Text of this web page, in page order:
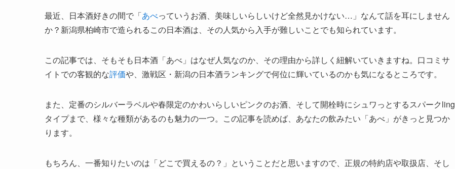
最近、日本酒好きの間で「あべっていうお酒、美味しいらしいけど全然見かけない…」なんて話を耳にしません
か？新潟県柏崎市で造られるこの日本酒は、その人気から入手が難しいことでも知られています。
この記事では、そもそも日本酒「あべ」はなぜ人気なのか、その理由から詳しく紐解いていきますね。口コミサ
イトでの客観的な評価や、激戦区・新潟の日本酒ランキングで何位に輝いているのかも気になるところです。
また、定番のシルバーラベルや春限定のかわいらしいピンクのお酒、そして開栓時にシュワっとするスパークling
タイプまで、様々な種類があるのも魅力の一つ。この記事を読めば、あなたの飲みたい「あべ」がきっと見つか
ります。
もちろん、一番知りたいのは「どこで買えるの？」ということだと思いますので、正規の特約店や取扱店、そし